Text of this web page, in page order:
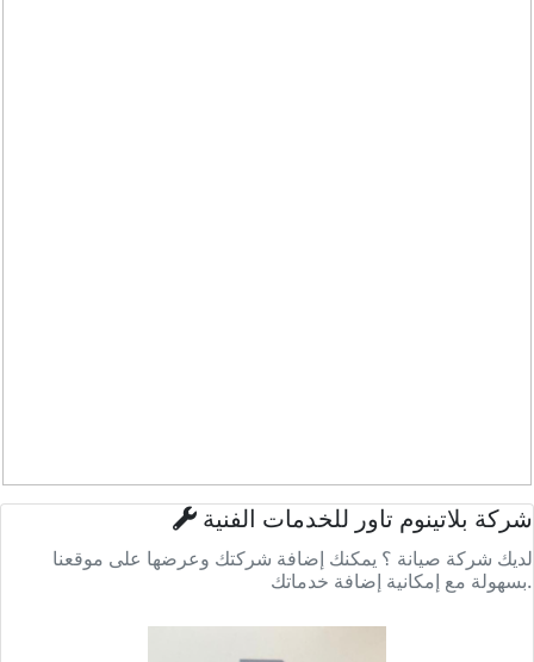
شركة بلاتينوم تاور للخدمات الفنية
لديك شركة صيانة ؟ يمكنك إضافة شركتك وعرضها على موقعنا
بسهولة مع إمكانية إضافة خدماتك.